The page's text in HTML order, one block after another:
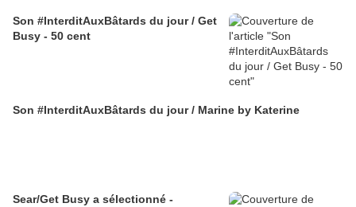
Son #InterditAuxBâtards du jour / Get
Busy - 50 cent
Son #InterditAuxBâtards du jour / Marine by Katerine
Sear/Get Busy a sélectionné -